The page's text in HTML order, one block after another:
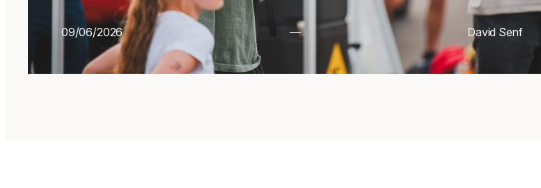
09/06/2026 David Senf